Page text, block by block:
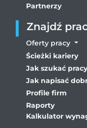
Partnerzy
Znajdź
Oferty pracy
Ścieżki kariery
Jak szukać
Jak napisać
Profile firm
Raporty
Kalkulator